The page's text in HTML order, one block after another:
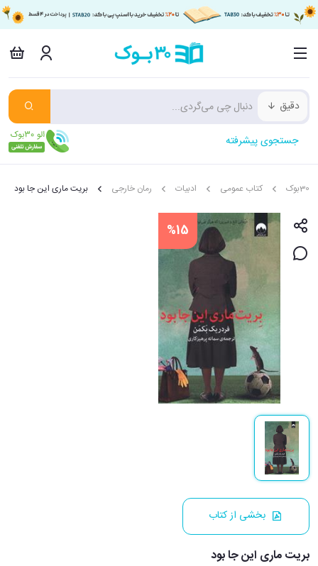
دقیق
جستجوی پیشرفته
30بوک کتاب عمومی ادبیات رمان خارجی بریت ماری این جا بود
%15
بخشی از کتاب
بریت ماری این جا بود